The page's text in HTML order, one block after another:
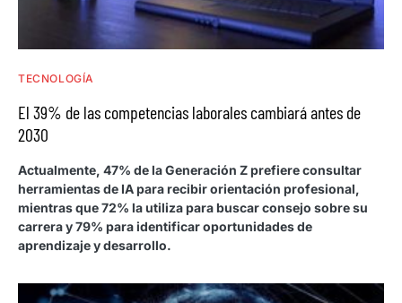
TECNOLOGÍA
El 39% de las competencias laborales cambiará antes de
2030
Actualmente, 47% de la Generación Z prefiere consultar
herramientas de IA para recibir orientación profesional,
mientras que 72% la utiliza para buscar consejo sobre su
carrera y 79% para identificar oportunidades de
aprendizaje y desarrollo.